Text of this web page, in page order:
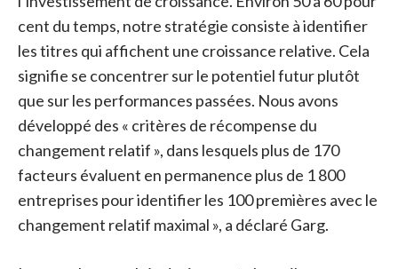
cent du temps, notre stratégie consiste à identifier
les titres qui affichent une croissance relative. Cela
signifie se concentrer sur le potentiel futur plutôt
que sur les performances passées. Nous avons
développé des « critères de récompense du
changement relatif », dans lesquels plus de 170
facteurs évaluent en permanence plus de 1 800
entreprises pour identifier les 100 premières avec le
changement relatif maximal », a déclaré Garg.